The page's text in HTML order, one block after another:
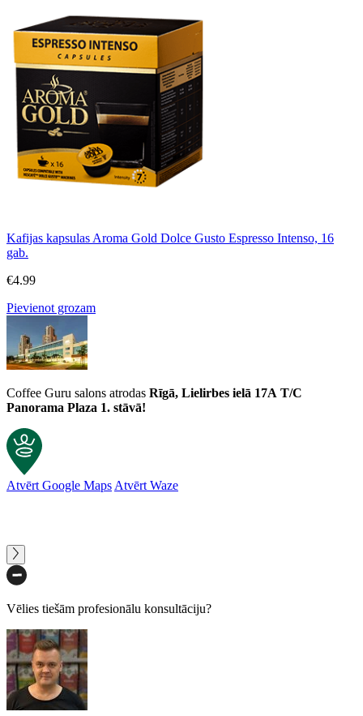
Kafijas kapsulas Aroma Gold Dolce Gusto Espresso Intenso, 16
gab.
€4.99
Pievienot grozam
Coffee Guru salons atrodas Rīgā, Lielirbes ielā 17A T/C
Panorama Plaza 1. stāvā!
Atvērt Google Maps Atvērt Waze
Vēlies tiešām profesionālu konsultāciju?